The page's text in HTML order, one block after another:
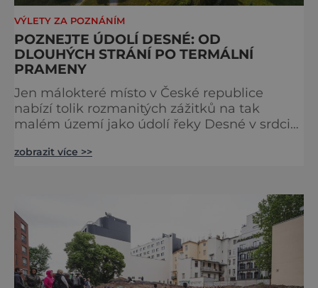
VÝLETY ZA POZNÁNÍM
POZNEJTE ÚDOLÍ DESNÉ: OD
DLOUHÝCH STRÁNÍ PO TERMÁLNÍ
PRAMENY
Jen málokteré místo v České republice
nabízí tolik rozmanitých zážitků na tak
malém území jako údolí řeky Desné v srdci
nahlédnout do útrob jedné z
na koloběžce a den zakončit poznáváním
památek ve Velkých Losinách nebo v
termálním parku. [caption
id="attachment_92379" align="
zobrazit více >>